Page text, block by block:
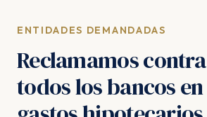
ENTIDADES DEMANDADAS
Reclamamos contra
todos los bancos en